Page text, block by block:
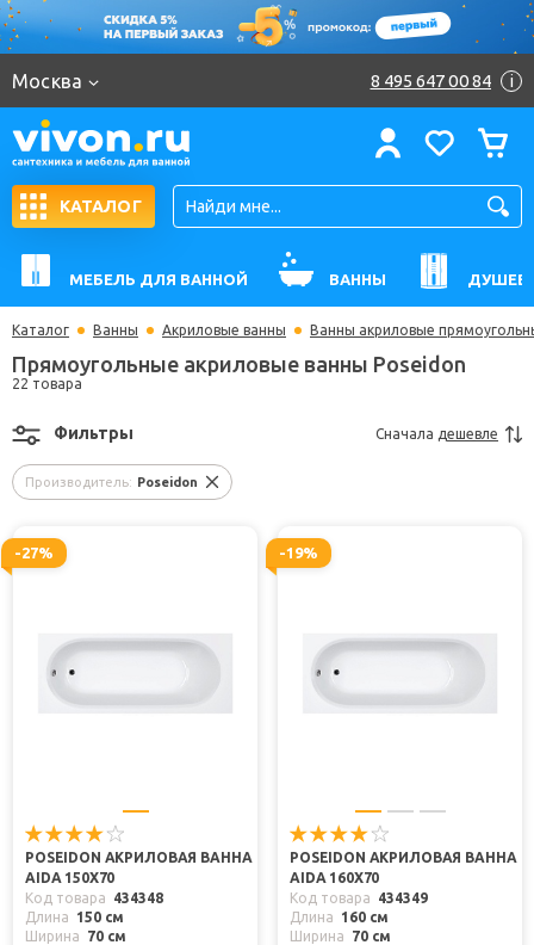
Москва 8 495 647 00 84 i
КАТАЛОГ
МЕБЕЛЬ ДЛЯ ВАННОЙ ВАННЫ
Каталог Ванны Акриловые ванны Ванны акриловые
Прямоугольные акриловые ванны Poseidon
22 товара
Производитель: Poseidon
Фильтры Сначала дешевле
-27%
POSEIDON АКРИЛОВАЯ ВАННА
AIDA 150X70
Код товара
434348
Длина
150 см
Ширина
70 см
-19%
POSEIDON АКРИЛОВАЯ ВАННА
AIDA 160X70
Код товара
434349
Длина
160 см
Ширина
70 см